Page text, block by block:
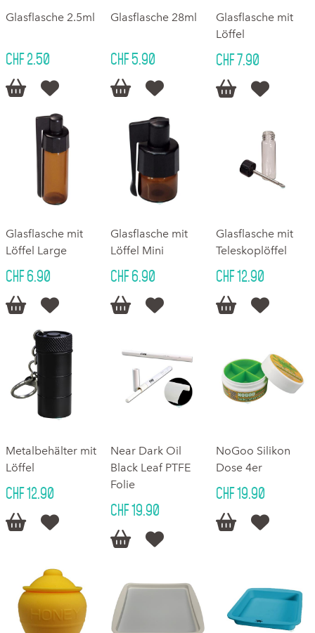
Glasflasche 2.5ml
CHF 2.50
 
Glasflasche 28ml
CHF 5.90
 
Glasflasche mit
Löffel
CHF 7.90
 
Glasflasche mit
Löffel Large
CHF 6.90
 
Glasflasche mit
Löffel Mini
CHF 6.90
 
Glasflasche mit
Teleskoplöffel
CHF 12.90
 
Metalbehälter mit
Löffel
CHF 12.90
 
Near Dark Oil
Black Leaf PTFE
Folie
CHF 19.90
 
NoGoo Silikon
Dose 4er
CHF 19.90
 